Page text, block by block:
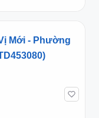
Mới - Phường